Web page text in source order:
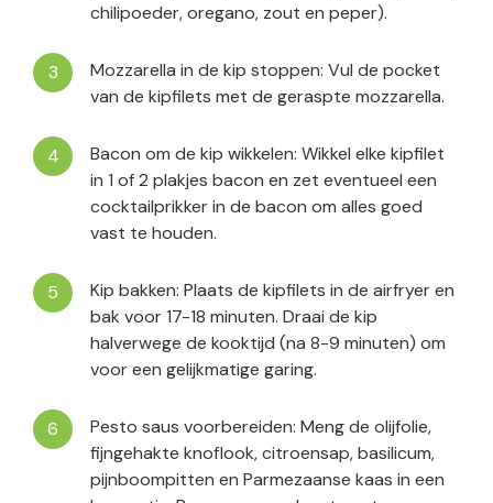
chilipoeder, oregano, zout en peper).
Mozzarella in de kip stoppen: Vul de pocket
van de kipfilets met de geraspte mozzarella.
Bacon om de kip wikkelen: Wikkel elke kipfilet
in 1 of 2 plakjes bacon en zet eventueel een
cocktailprikker in de bacon om alles goed
vast te houden.
Kip bakken: Plaats de kipfilets in de airfryer en
bak voor 17-18 minuten. Draai de kip
halverwege de kooktijd (na 8-9 minuten) om
voor een gelijkmatige garing.
Pesto saus voorbereiden: Meng de olijfolie,
fijngehakte knoflook, citroensap, basilicum,
pijnboompitten en Parmezaanse kaas in een